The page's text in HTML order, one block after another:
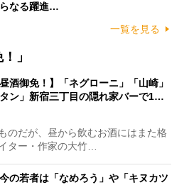
なる躍進…
一覧を見る
」
酒御免！】「ネグローニ」「山崎」
タン」新宿三丁目の隠れ家バーで1…
のだが、昼から飲むお酒にはまた格
ター・作家の大竹…
の若者は「なめろう」や「キヌカツ